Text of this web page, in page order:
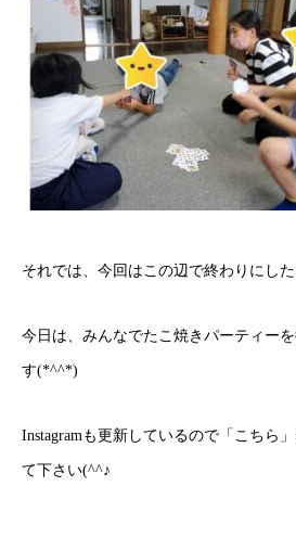
それでは、今回はこの辺で終わりにした
今日は、みんなでたこ焼きパーティー
す(*^^*)
Instagramも更新しているので「 こちら
て下さい(^^♪